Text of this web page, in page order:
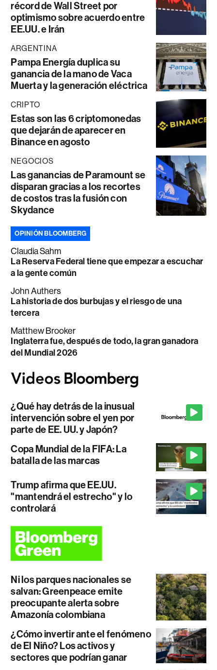
récord de Wall Street por
optimismo sobre acuerdo entre
EE.UU. e Irán
ARGENTINA
Pampa Energía duplica su
ganancia de la mano de Vaca
Muerta y la generación eléctrica
CRIPTO
Estas son las 6 criptomonedas
que dejarán de aparecer en
Binance en agosto
NEGOCIOS
Las ganancias de Paramount se
disparan gracias a los recortes
de costos tras la fusión con
Skydance
OPINIÓN BLOOMBERG
Claudia Sahm
La Reserva Federal tiene que empezar a escuchar
a la gente común
John Authers
La historia de dos burbujas y el riesgo de una
tercera
Matthew Brooker
Inglaterra fue, después de todo, la gran ganadora
del Mundial 2026
¿Qué hay detrás de la inusual
intervención sobre el yen por
parte de EE. UU. y Japón?
Copa Mundial de la FIFA: La
batalla de las marcas
Trump afirma que EE.UU.
"mantendrá el estrecho" y lo
controlará
Ni los parques nacionales se
salvan: Greenpeace emite
preocupante alerta sobre
Amazonía colombiana
¿Cómo invertir ante el fenómeno
de El Niño? Los activos y
sectores que podrían ganar